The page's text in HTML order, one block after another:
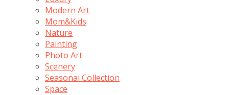
Modern Art
Mom&Kids
Nature
Painting
Photo Art
Scenery
Seasonal Collection
Space